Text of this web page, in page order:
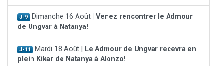
J-9 Dimanche 16 Août | Venez rencontrer le Admour
de Ungvar à Natanya!
J-11 Mardi 18 Août |
Le Admour de Ungvar recevra en
plein Kikar de Natanya à Alonzo!